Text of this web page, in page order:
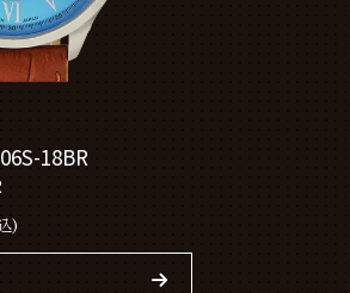
18BR
)